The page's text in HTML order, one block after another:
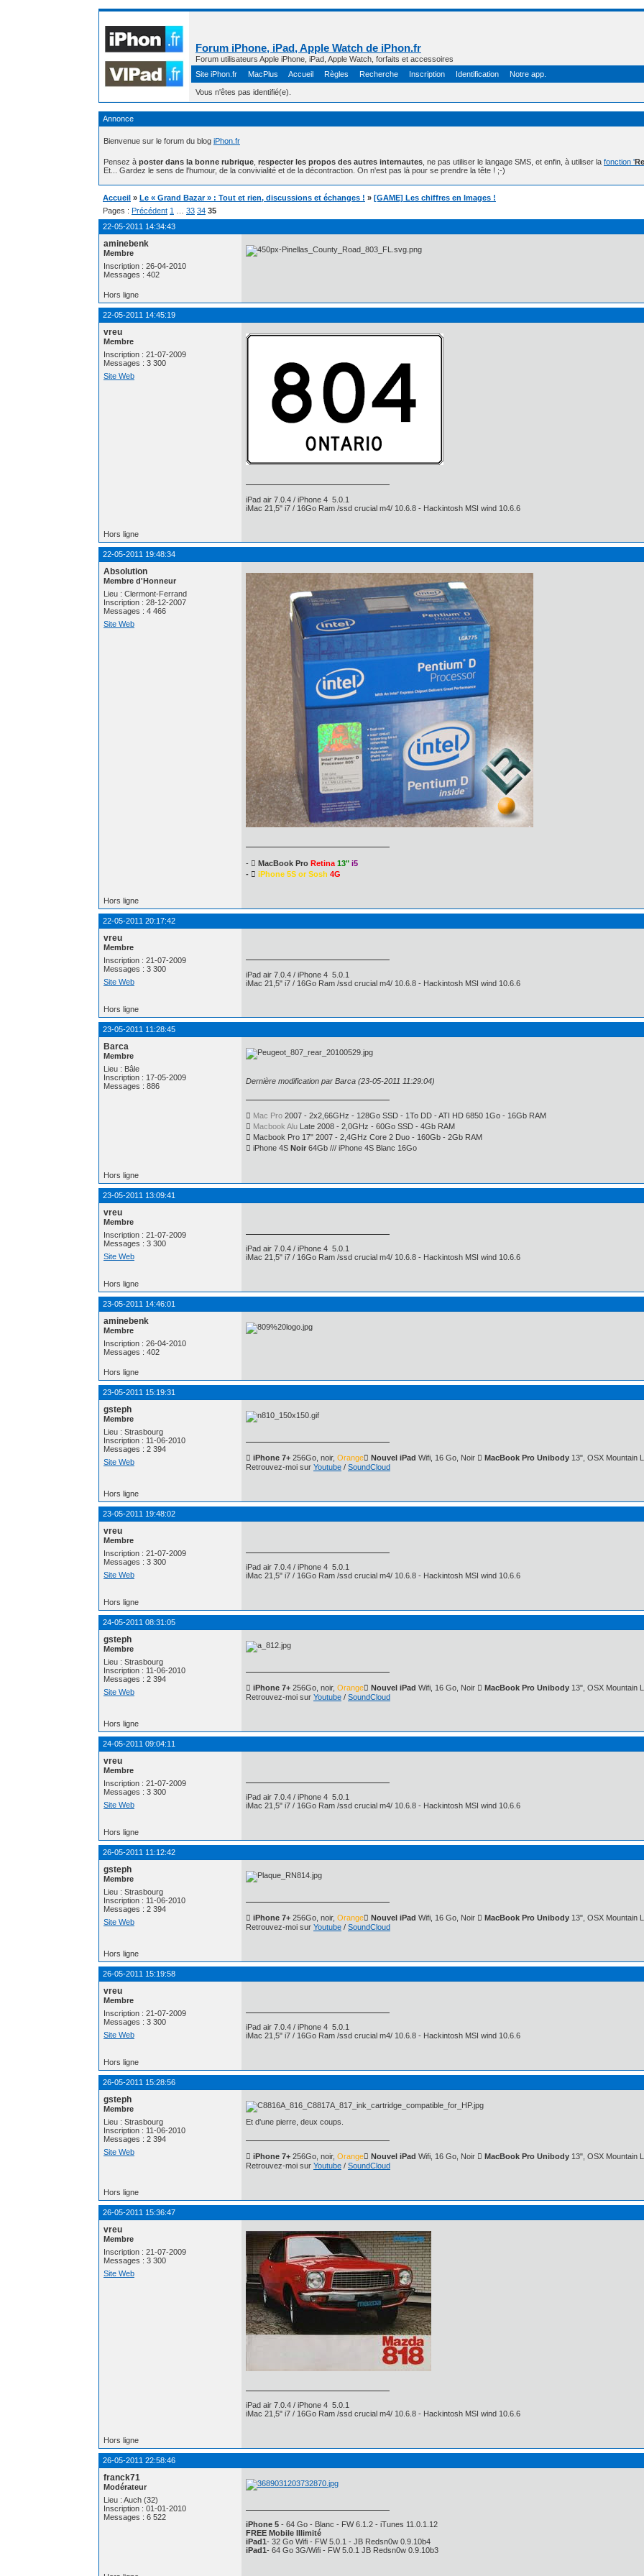
Forum iPhone, iPad, Apple Watch de iPhon.fr
Forum utilisateurs Apple iPhone, iPad, Apple Watch, forfaits et accessoires
Site iPhon.fr
MacPlus Accueil Règles Recherche Inscription Identification Notre app.
Vous n'êtes pas identifié(e).
Annonce
Bienvenue sur le forum du blog iPhon.fr
Pensez à poster dans la bonne rubrique respecter les propos des autres internautes , ne pas utiliser le langage SMS, et enfin, à utiliser la fonction '
Et... Gardez le sens de l'humour, de la convivialité et de la décontraction. On n'est pas là pour se prendre la tête ! ;-)
Accueil » Le « Grand Bazar » : Tout et rien, discussions et échanges ! » [GAME] Les chiffres en Images !
Pages : Précédent 1 33 34 35
22-05-2011 14:34:43
aminebenk
Membre
Inscription : 26-04-2010
Messages : 402
Hors ligne
22-05-2011 14:45:19
vreu
Membre
Inscription : 21-07-2009
Messages : 3 300
Site Web
iPad air 7.0.4 / iPhone 4 5.0.1
iMac 21,5" i7 / 16Go Ram /ssd crucial m4/ 10.6.8 - Hackintosh MSI wind 10.6.6
Hors ligne
22-05-2011 19:48:34
Absolution
Membre d'Honneur
Lieu : Clermont-Ferrand
Inscription : 28-12-2007
Messages : 4 466
Site Web
-  MacBook Pro Retina 13" i5
-  iPhone 5S or Sosh 4G
Hors ligne
22-05-2011 20:17:42
vreu
Membre
Inscription : 21-07-2009
Messages : 3 300
Site Web
iPad air 7.0.4 / iPhone 4 5.0.1
iMac 21,5" i7 / 16Go Ram /ssd crucial m4/ 10.6.8 - Hackintosh MSI wind 10.6.6
Hors ligne
23-05-2011 11:28:45
Barca
Membre
Lieu : Bâle
Inscription : 17-05-2009
Messages : 886
Dernière modification par Barca (23-05-2011 11:29:04)
 Mac Pro 2007 - 2x2,66GHz - 128Go SSD - 1To DD - ATI HD 6850 1Go - 16Gb RAM
 Macbook Alu Late 2008 - 2,0GHz - 60Go SSD - 4Gb RAM
 Macbook Pro 17" 2007 - 2,4GHz Core 2 Duo - 160Gb - 2Gb RAM
 iPhone 4S Noir 64Gb /// iPhone 4S Blanc 16Go
Hors ligne
23-05-2011 13:09:41
vreu
Membre
Inscription : 21-07-2009
Messages : 3 300
Site Web
iPad air 7.0.4 / iPhone 4 5.0.1
iMac 21,5" i7 / 16Go Ram /ssd crucial m4/ 10.6.8 - Hackintosh MSI wind 10.6.6
Hors ligne
23-05-2011 14:46:01
aminebenk
Membre
Inscription : 26-04-2010
Messages : 402
Hors ligne
23-05-2011 15:19:31
gsteph
Membre
Lieu : Strasbourg
Inscription : 11-06-2010
Messages : 2 394
Site Web
 iPhone 7+ 256Go, noir, Orange Nouvel iPad Wifi, 16 Go, Noir  MacBook Pro Unibody 13", OSX Mountain
Retrouvez-moi sur Youtube / SoundCloud
Hors ligne
23-05-2011 19:48:02
vreu
Membre
Inscription : 21-07-2009
Messages : 3 300
Site Web
iPad air 7.0.4 / iPhone 4 5.0.1
iMac 21,5" i7 / 16Go Ram /ssd crucial m4/ 10.6.8 - Hackintosh MSI wind 10.6.6
Hors ligne
24-05-2011 08:31:05
gsteph
Membre
Lieu : Strasbourg
Inscription : 11-06-2010
Messages : 2 394
Site Web
 iPhone 7+ 256Go, noir, Orange Nouvel iPad Wifi, 16 Go, Noir  MacBook Pro Unibody 13", OSX Mountain
Retrouvez-moi sur Youtube / SoundCloud
Hors ligne
24-05-2011 09:04:11
vreu
Membre
Inscription : 21-07-2009
Messages : 3 300
Site Web
iPad air 7.0.4 / iPhone 4 5.0.1
iMac 21,5" i7 / 16Go Ram /ssd crucial m4/ 10.6.8 - Hackintosh MSI wind 10.6.6
Hors ligne
26-05-2011 11:12:42
gsteph
Membre
Lieu : Strasbourg
Inscription : 11-06-2010
Messages : 2 394
Site Web
 iPhone 7+ 256Go, noir, Orange Nouvel iPad Wifi, 16 Go, Noir  MacBook Pro Unibody 13", OSX Mountain
Retrouvez-moi sur Youtube / SoundCloud
Hors ligne
26-05-2011 15:19:58
vreu
Membre
Inscription : 21-07-2009
Messages : 3 300
Site Web
iPad air 7.0.4 / iPhone 4 5.0.1
iMac 21,5" i7 / 16Go Ram /ssd crucial m4/ 10.6.8 - Hackintosh MSI wind 10.6.6
Hors ligne
26-05-2011 15:28:56
gsteph
Membre
Lieu : Strasbourg
Inscription : 11-06-2010
Messages : 2 394
Site Web
Et d'une pierre, deux coups.
 iPhone 7+ 256Go, noir, Orange Nouvel iPad Wifi, 16 Go, Noir  MacBook Pro Unibody 13", OSX Mountain
Retrouvez-moi sur Youtube / SoundCloud
Hors ligne
26-05-2011 15:36:47
vreu
Membre
Inscription : 21-07-2009
Messages : 3 300
Site Web
iPad air 7.0.4 / iPhone 4 5.0.1
iMac 21,5" i7 / 16Go Ram /ssd crucial m4/ 10.6.8 - Hackintosh MSI wind 10.6.6
Hors ligne
26-05-2011 22:58:46
franck71
Modérateur
Lieu : Auch (32)
Inscription : 01-01-2010
Messages : 6 522
iPhone 5 - 64 Go - Blanc - FW 6.1.2 - iTunes 11.0.1.12
FREE Mobile Illimité
iPad1 - 32 Go Wifi - FW 5.0.1 - JB Redsn0w 0.9.10b4
iPad1 - 64 Go 3G/Wifi - FW 5.0.1 JB Redsn0w 0.9.10b3